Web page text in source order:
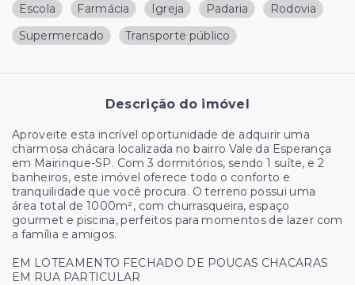
Escola Farmácia Igreja Padaria
Rodovia
Supermercado
Transporte público
Descrição do imóvel
Aproveite esta incrível oportunidade de adquirir uma
charmosa chácara localizada no bairro Vale da Esperança
em Mairinque-SP. Com 3 dormitórios, sendo 1 suíte, e 2
banheiros, este imóvel oferece todo o conforto e
tranquilidade que você procura. O terreno possui uma
área total de 1000m², com churrasqueira, espaço
gourmet e piscina, perfeitos para momentos de lazer com
a família e amigos.
EM LOTEAMENTO FECHADO DE POUCAS CHACARAS
EM RUA PARTICULAR